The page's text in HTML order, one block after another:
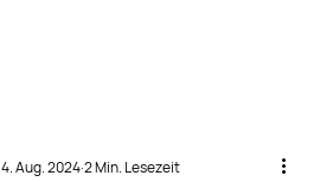
4. Aug. 20242 Min. Lesezeit